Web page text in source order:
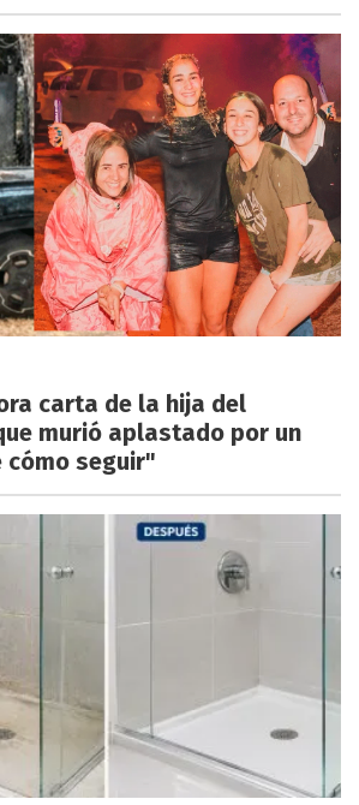
carta de la hija del
murió aplastado por un
cómo seguir"